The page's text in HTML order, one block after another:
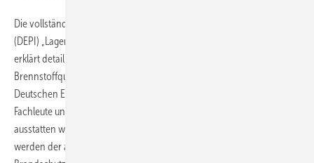
Die vollständig überarbeitete Broschüre des Deutschen Pelletinstituts
(DEPI) „Lagerung von Holzpellets – ENplus-konforme Lagersysteme“
erklärt detailliert die Planung eines sicheren und die
Brennstoffqualität schonenden Lagers. Diese Empfehlungen des
Deutschen Energieholz- und Pellet-Verbandes (DEPV) richten sich an
Fachleute und Privatpersonen, die Pelletlager planen, errichten und
ausstatten wollen. Sowohl für Lagerräume als auch Fertiglagersysteme
werden der aktuelle Stand der Technik und Normen zu Lage,